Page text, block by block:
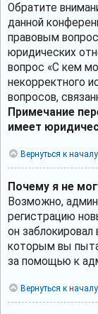
Обратите
данной
правовым
юридических
вопрос «С кем
некорректного
вопросов,
Примечание
имеет
Вернуться к началу
Почему я не
Возможно,
регистрацию
он
которым вы
за помощью к
Вернуться к началу